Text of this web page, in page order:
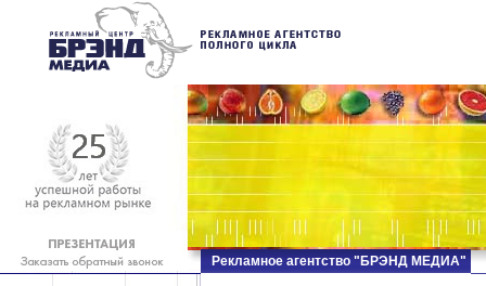
Рекламное агентство "БРЭНД МЕДИА"